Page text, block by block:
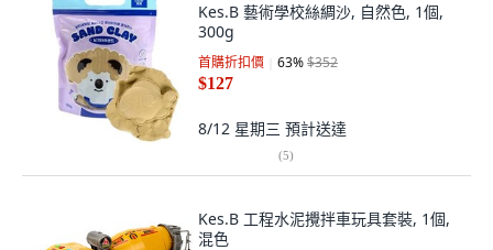
Kes.B 藝術學校絲綢沙, 自然色, 1個,
300g
首購折扣價 63%$352
$127
8/12 星期三 預計送達
(5)
Kes.B 工程水泥攪拌車玩具套裝, 1個,
混色